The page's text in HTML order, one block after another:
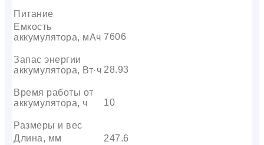
Питание
Емкость
аккумулятора, мАч 7606
Запас энергии
аккумулятора, Вт·ч 28.93
Время работы от
аккумулятора, ч
10
Размеры и вес
Длина, мм
247.6